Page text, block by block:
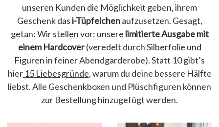
unseren Kunden die Möglichkeit geben, ihrem
Geschenk dasi-Tüpfelchenaufzusetzen. Gesagt,
getan: Wir stellen vor: unsere limitierte Ausgabe mit
einem Hardcover(veredelt durch Silberfolie und
Figuren in feiner Abendgarderobe). Statt 10 gibt’s
hier15 Liebesgründe, warum du deine bessere Hälfte
liebst. Alle Geschenkboxen und Plüschfiguren können
zur Bestellung hinzugefügt werden.